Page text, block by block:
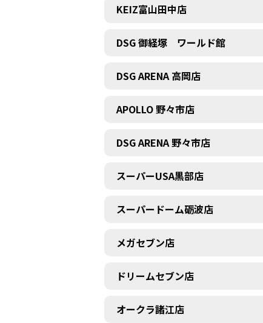
KEIZ富山田中店
DSG 御経塚 ワールド館
DSG ARENA 高岡店
APOLLO 野々市店
DSG ARENA 野々市店
スーパーUSA黒部店
スーパードーム砺波店
メガセブン店
ドリームセブン店
オークラ諸江店